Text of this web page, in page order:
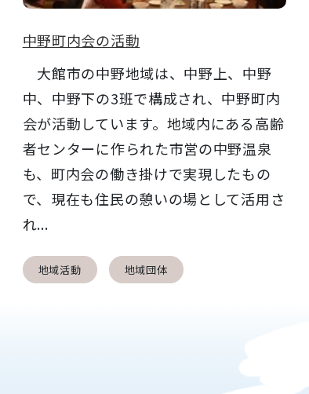
中野町内会の活動
大館市の中野地域は、中野上、中野
中、中野下の3班で構成され、中野町内
会が活動しています。地域内にある高齢
者センターに作られた市営の中野温泉
も、町内会の働き掛けで実現したもの
で、現在も住民の憩いの場として活用さ
れ...
地域活動 地域団体